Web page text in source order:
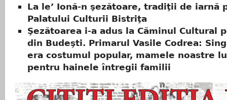
La le’ Ionă-n şezătoare, tradiţii de iarnă
Palatului Culturii Bistriţa
Şezătoarea i-a adus la Căminul Cultural
din Budeşti. Primarul Vasile Codrea:
era costumul popular, mamele noastre
pentru hainele întregii familii